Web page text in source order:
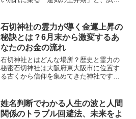
のではなく、直感や感覚的な体験を通じ
て感じ取られることが多...
石切神社の霊力が導く金運上昇の
秘訣とは？6月末から激変するあ
なたのお金の流れ
石切神社とはどんな場所？歴史と霊力の
秘密石切神社は大阪府東大阪市に位置す
る古くから信仰を集めてきた神社です。
の歴史は平安時代にさかのぼり、約千年
以上の長い歴史を持つ霊験あ...
姓名判断でわかる人生の波と人間
関係のトラブル回避法、未来をよ